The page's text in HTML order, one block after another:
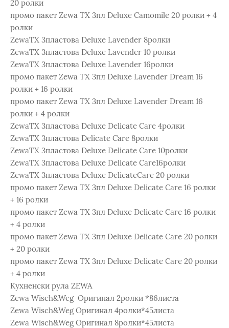
20 ролки
промо пакет Zewa ТХ 3пл Deluxe Camomile 20 ролки + 4
ролки
ZewaТХ 3пластова Deluxe Lavender 8pолки
ZewaТХ 3пластова Deluxe Lavender 10 ролки
ZewaТХ 3пластова Deluxe Lavender 16ролки
промо пакет Zewa ТХ 3пл Deluxe Lavender Dream 16
ролки + 16 ролки
промо пакет Zewa ТХ 3пл Deluxe Lavender Dream 16
ролки + 4 ролки
ZewaТХ 3пластова Deluxe Delicate Care 4ролки
ZewaТХ 3пластова Delicate Care 8ролки
ZewaТХ 3пластова Deluxe Delicate Care 10ролки
ZewaТХ 3пластова Deluxe Delicate Care16ролки
ZewaТХ 3пластова Deluxe DelicateCare 20 ролки
промо пакет Zewa ТХ 3пл Deluxe Delicate Care 16 ролки
+ 16 ролки
промо пакет Zewa ТХ 3пл Deluxe Delicate Care 16 ролки
+ 4 ролки
промо пакет Zewa ТХ 3пл Deluxe Delicate Care 20 ролки
+ 20 ролки
промо пакет Zewa ТХ 3пл Deluxe Delicate Care 20 ролки
+ 4 ролки
Кухненски рула ZEWA
Zewa Wisch&Weg Оригинал 2pолки *86листа
Zewa Wisch&Weg Оригинал 4pолки*45листа
Zewa Wisch&Weg Oригинал 8pолки*45листа